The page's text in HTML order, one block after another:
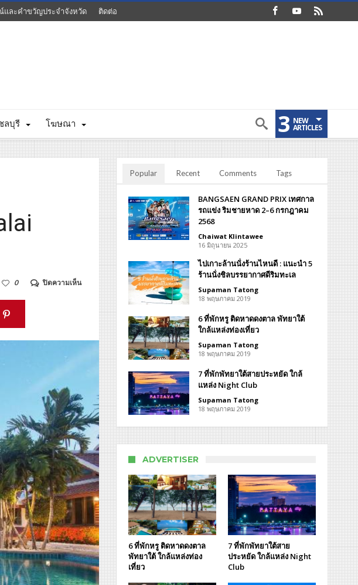
ละคำขวัญประจำจังหวัด ติดต่อ
ลบุรี โฆษณา 3 NEW
ARTICLES
ปิดความเห็นบน
เดน
Village
0
Popular Recent Comments Tags
BANGSAEN GRAND PRIX เทศกาล
รถแข่ง ริมชายหาด 2–6 กรกฎาคม
2568
Chaiwat Klintawee
16 มิถุนายน 2025
ไปเกาะล้านนั่งร้านไหนดี : แนะนำ 5
ร้านนั่งชิลบรรยากาศดีริมทะเล
Supaman Tatong
18 พฤษภาคม 2019
6 ที่พักหรู ติดหาดดงตาล พัทยาใต้
ใกล้แหล่งท่องเที่ยว
Supaman Tatong
18 พฤษภาคม 2019
7 ที่พักพัทยาใต้สายประหยัด ใกล้
แหล่ง Night Club
Supaman Tatong
18 พฤษภาคม 2019
ADVERTISER
6 ที่พักหรู ติดหาดดงตาล
พัทยาใต้ ใกล้แหล่งท่อง
เที่ยว
7 ที่พักพัทยาใต้สาย
ประหยัด ใกล้แหล่ง Night
Club